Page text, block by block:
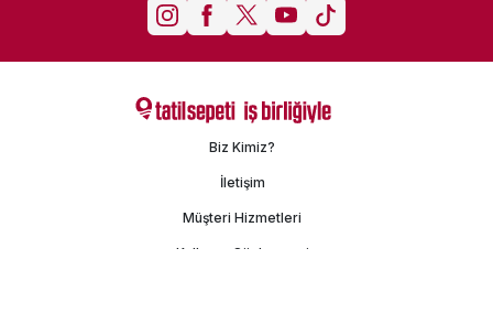
Biz Kimiz?
İletişim
Müşteri Hizmetleri
Kullanım Sözleşmesi